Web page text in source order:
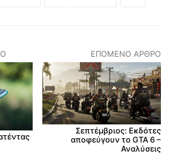
ΕΠΌΜΕΝΟ ΆΡΘΡΟ
Σεπτέμβριος: Εκδότες
αποφεύγουν το GTA 6 –
Αναλύσεις